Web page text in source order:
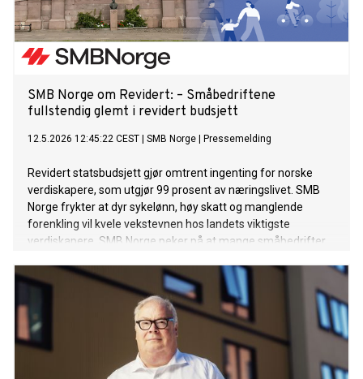
SMB Norge om Revidert: – Småbedriftene
fullstendig glemt i revidert budsjett
12.5.2026 12:45:22 CEST SMB Norge Pressemelding
Revidert statsbudsjett gjør omtrent ingenting for norske
verdiskapere, som utgjør 99 prosent av næringslivet. SMB
Norge frykter at dyr sykelønn, høy skatt og manglende
forenkling vil kvele vekstevnen hos landets viktigste
verdiskapere. SMB Norge peker på at mange småbedrifter
økte innkjøpspriser, høy nettleie og store energikostnader.